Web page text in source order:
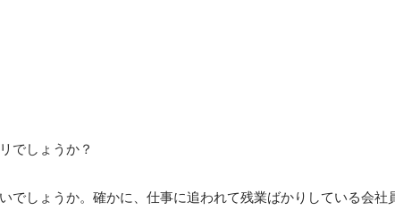
でしょうか？
でしょうか。確かに、仕事に追われて残業ばかりしている会社